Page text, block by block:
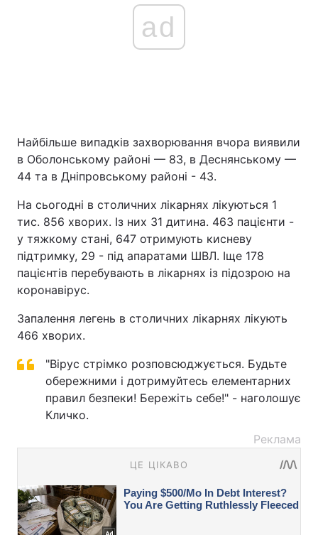
ad
Найбільше випадків захворювання вчора виявили
в Оболонському районі — 83, в Деснянському —
44 та в Дніпровському районі - 43.
На сьогодні в столичних лікарнях лікуються 1
тис. 856 хворих. Із них 31 дитина. 463 пацієнти -
у тяжкому стані, 647 отримують кисневу
підтримку, 29 - під апаратами ШВЛ. Іще 178
пацієнтів перебувають в лікарнях із підозрою на
коронавірус.
Запалення легень в столичних лікарнях лікують
466 хворих.
"Вірус стрімко розповсюджується. Будьте
обережними і дотримуйтесь елементарних
правил безпеки! Бережіть себе!" - наголошує
Кличко.
Реклама